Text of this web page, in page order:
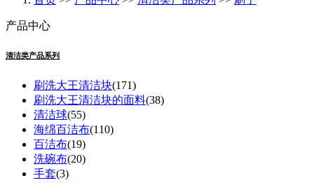
产品中心
清洁类产品系列
刷洗大王清洁块(171)
刷洗大王清洁块的面料(38)
清洁球(55)
海绵百洁布(110)
百洁布(19)
洗碗布(20)
手套(3)